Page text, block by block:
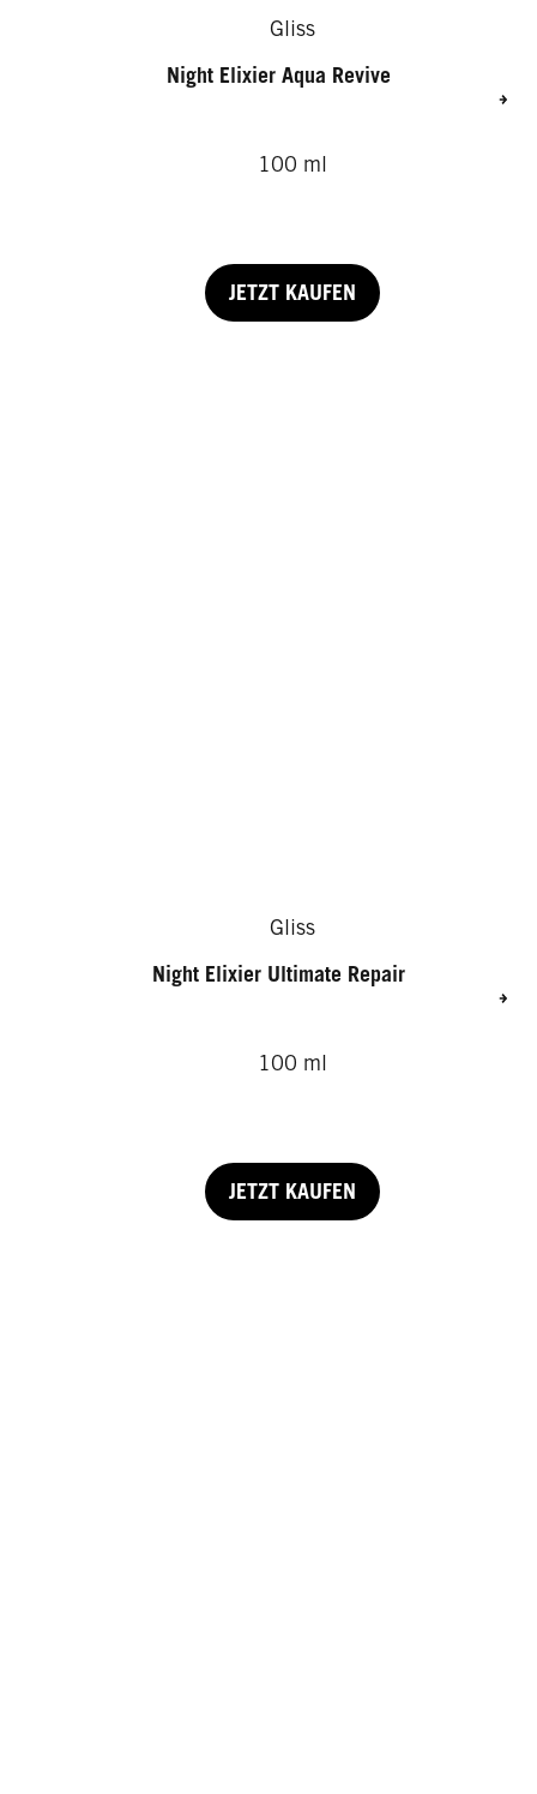
Gliss
Night Elixier Aqua Revive
100 ml
JETZT KAUFEN
Gliss
Night Elixier Ultimate Repair
100 ml
JETZT KAUFEN